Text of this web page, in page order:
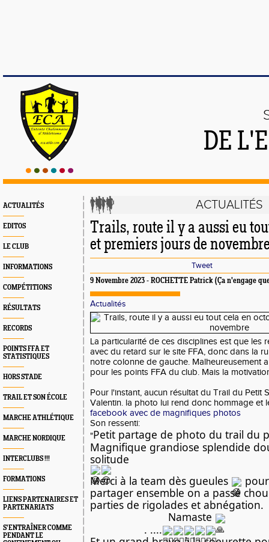
DE
ACTUALITÉS
EDITOS
LE CLUB
INFORMATIONS
COMPÉTITIONS
RÉSULTATS
RECORDS
POINTS FFA ET
STATISTIQUES
HORS STADE
TRAIL ET SON ÉCOLE
MARCHE ATHLÉTIQUE
MARCHE NORDIQUE
INTERCLUBS !!!
FORMATIONS
LIENS PARTENAIRES ET
PARTENARIATS
S’ENTRAÎNER COMME
PENDANT LE
ACTUALITÉS
Trails, route il y a aussi eu
et premiers jours de
Tweet
9 Novembre 2023 - ROCHETTE Patrick (Ça n'engage
Actualités
La particularité de ces disciplines est que les
avec du retard sur le site FFA, donc dans la
notre colonne de gauche. Malheureusement
pour les points FFA du club. Mais la
Pour l'instant, aucun résultat du Trail du Petit
Valentin. la photo lui rend donc hommage et
facebook avec de magnifiques photos
Son ressenti:
"Petit partage de photo du trail du
Magnifique grandiose splendide
solitude
Merci à la team dès gueules
partager ensemble on a passé
parties de rigolades et abnégation.
                          Namaste
                  . ....